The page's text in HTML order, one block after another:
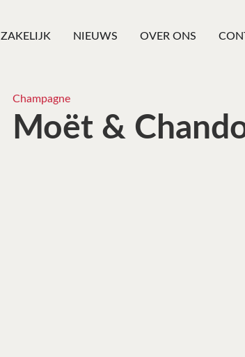
ZAKELIJK NIEUWS OVER ONS
Champagne
Moët &